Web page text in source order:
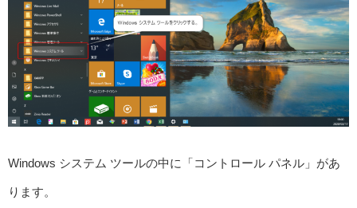
Windows システム ツールの中に「コントロール パネル」があ
ります。